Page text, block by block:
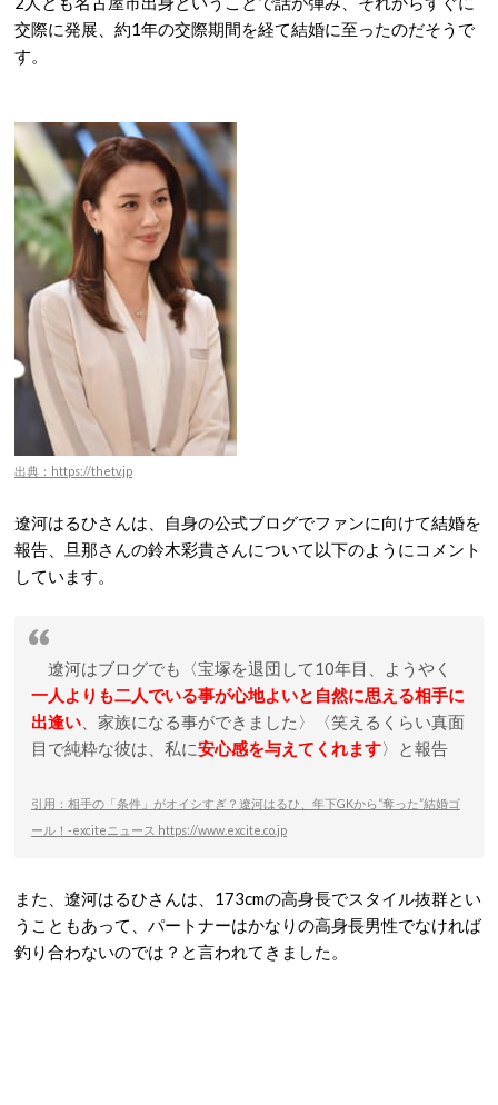
交際に発展、約1年の交際期間を経て結婚に至ったのだそうで
す。
出典：https://thetv.jp
遼河はるひさんは、自身の公式ブログでファンに向けて結婚を
報告、旦那さんの鈴木彩貴さんについて以下のようにコメント
しています。
遼河はブログでも〈宝塚を退団して10年目、ようやく
一人よりも二人でいる事が心地よいと自然に思える相手に
出逢い 、家族になる事ができました〉〈笑えるくらい真面
目で純粋な彼は、私に安心感を与えてくれます〉と報告
引用：相手の「条件」がオイシすぎ？遼河はるひ、年下GKから“奪った”結婚ゴ
ール！-exciteニュース https://www.excite.co.jp
また、遼河はるひさんは、173cmの高身長でスタイル抜群とい
うこともあって、パートナーはかなりの高身長男性でなければ
釣り合わないのでは？と言われてきました。